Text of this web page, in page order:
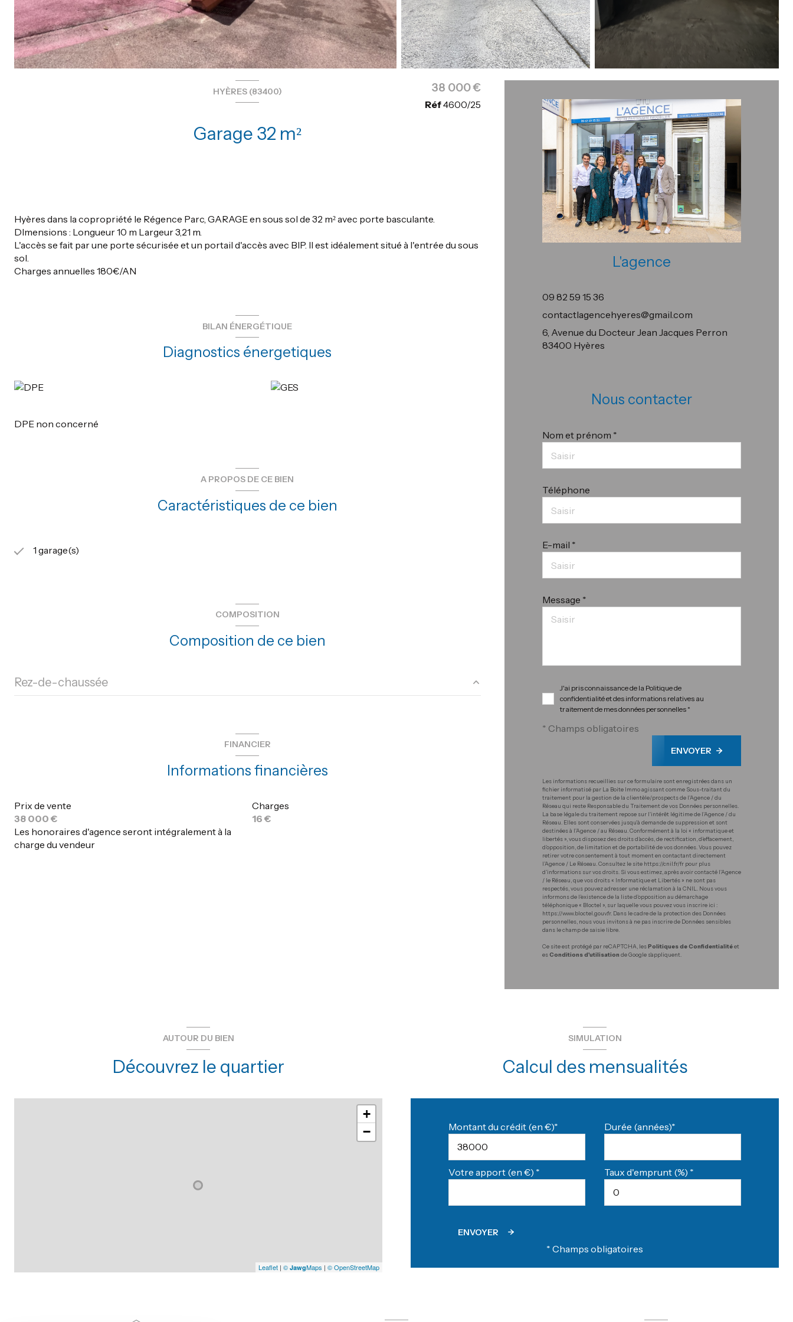
HYÈRES (83400)
Garage 32 m²
38 000 €
Réf4600/25
Hyères dans la copropriété le Régence Parc, GARAGE en sous sol de 32 m² avec porte basculante.
DImensions : Longueur 10 m Largeur 3,21 m.
L'accès se fait par une porte sécurisée et un portail d'accès avec BIP. Il est idéalement situé à l'entrée du sous
sol.
Charges annuelles 180€/AN
BILAN ÉNERGÉTIQUE
Diagnostics énergetiques
DPE non concerné
A PROPOS DE CE BIEN
Caractéristiques de ce bien
1 garage(s)
COMPOSITION
Composition de ce bien
Rez-de-chaussée
FINANCIER
Informations financières
Prix de vente
38 000 €
Les honoraires d'agence seront intégralement à la
charge du vendeur
Charges
16 €
L'agence
09 82 59 15 36
contactlagencehyeres@gmail.com
6, Avenue du Docteur Jean Jacques Perron
83400 Hyères
Nous contacter
Nom et prénom *
Téléphone
E-mail *
Message *
J'ai pris connaissance de la Politique de
confidentialité et des informations relatives au
traitement de mes données personnelles *
* Champs obligatoires
ENVOYER
Les informations recueillies sur ce formulaire sont enregistrées dans un
fichier informatisé par La Boite Immo agissant comme Sous-traitant du
traitement pour la gestion de la clientèle/prospects de l'Agence / du
Réseau qui reste Responsable du Traitement de vos Données personnelles.
La base légale du traitement repose sur l'intérêt légitime de l'Agence / du
Réseau. Elles sont conservées jusqu'à demande de suppression et sont
destinées à l'Agence / au Réseau. Conformément à la loi « informatique et
libertés », vous disposez des droits d’accès, de rectification, d’effacement,
d’opposition, de limitation et de portabilité de vos données. Vous pouvez
retirer votre consentement à tout moment en contactant directement
l’Agence / Le Réseau. Consultez le site https://cnil.fr/frpour plus
d’informations sur vos droits. Si vous estimez, après avoir contacté l'Agence
/ le Réseau, que vos droits « Informatique et Libertés » ne sont pas
respectés, vous pouvez adresser une réclamation à la CNIL. Nous vous
informons de l’existence de la liste d'opposition au démarchage
téléphonique « Bloctel », sur laquelle vous pouvez vous inscrire ici :
https://www.bloctel.gouv.fr. Dans le cadre de la protection des Données
personnelles, nous vous invitons à ne pas inscrire de Données sensibles
dans le champ de saisie libre.
Ce site est protégé par reCAPTCHA, les Politiques de Confidentialitéet
esConditions d'utilisation de Google s'appliquent.
AUTOUR DU BIEN
Découvrez le quartier
+
−
Leaflet | © JawgMaps | © OpenStreetMap
SIMULATION
Calcul des mensualités
Montant du crédit (en €)* Durée (années)*
Votre apport (en €) * Taux d'emprunt (%) *
ENVOYER
* Champs obligatoires